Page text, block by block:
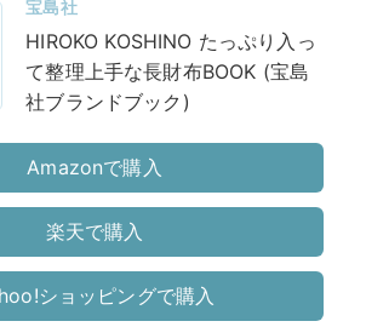
宝島社
HIROKO KOSHINO たっぷり入っ
て整理上手な長財布BOOK (宝島
社ブランドブック)
Amazonで購入
楽天で購入
ショッピングで購入